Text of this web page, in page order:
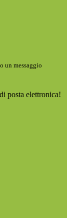
un messaggio
posta elettronica!